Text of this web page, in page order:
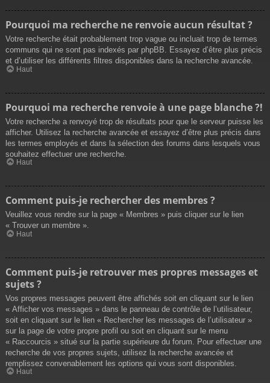
Pourquoi ma recherche ne renvoie aucun résultat ?
Votre recherche était probablement trop vague ou incluait trop de termes
communs qui ne sont pas indexés par phpBB. Essayez d’être plus précis
et d’utiliser les différents filtres disponibles dans la recherche avancée.
Haut
Pourquoi ma recherche renvoie à une page blanche ?!
Votre recherche a renvoyé trop de résultats pour que le serveur puisse les
afficher. Utilisez la recherche avancée et essayez d’être plus précis dans
les termes employés et dans la sélection des forums dans lesquels vous
souhaitez effectuer une recherche.
Haut
Comment puis-je rechercher des membres ?
Veuillez vous rendre sur la page « Membres » puis cliquer sur le lien
« Trouver un membre ».
Haut
Comment puis-je retrouver mes propres messages et
sujets ?
Vos propres messages peuvent être affichés soit en cliquant sur le lien
« Afficher vos messages » dans le panneau de contrôle de l’utilisateur,
soit en cliquant sur le lien « Rechercher les messages de l’utilisateur »
sur la page de votre propre profil ou soit en cliquant sur le menu
« Raccourcis » situé sur la partie supérieure du forum. Pour effectuer une
recherche de vos propres sujets, utilisez la recherche avancée et
remplissez convenablement les options qui vous sont disponibles.
Haut